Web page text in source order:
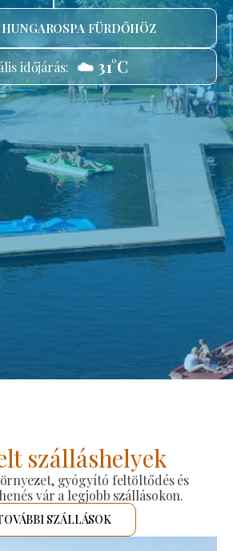
FÜRDŐHÖZ
időjárás: ☁️ 31°C
szálláshelyek
gyógyító feltöltődés és
vár a legjobb szállásokon.
SZÁLLÁSOK